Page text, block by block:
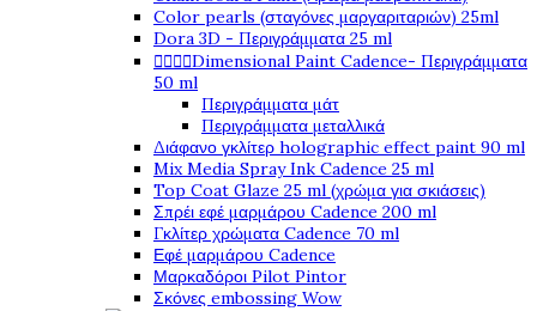
Color pearls (σταγόνες μαργαριταριών) 25ml
Dora 3D - Περιγράμματα 25 ml
Dimensional Paint Cadence- Περιγράμματα
50 ml
Περιγράμματα μάτ
Περιγράμματα μεταλλικά
Διάφανο γκλίτερ holographic effect paint 90 ml
Mix Media Spray Ink Cadence 25 ml
Top Coat Glaze 25 ml (χρώμα για σκιάσεις)
Σπρέι εφέ μαρμάρου Cadence 200 ml
Γκλίτερ χρώματα Cadence 70 ml
Εφέ μαρμάρου Cadence
Μαρκαδόροι Pilot Pintor
Σκόνες embossing Wow